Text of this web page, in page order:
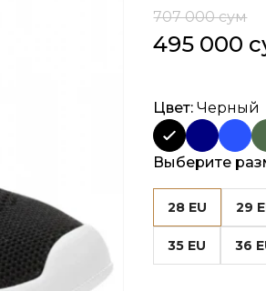
707 000 сум
495 000
Цвет:Черный
Выберите
28 EU 29
35 EU 36